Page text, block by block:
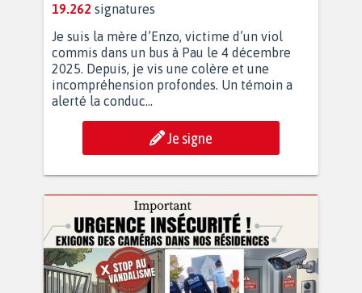
19.262 signatures
Je suis la mère d’Enzo, victime d’un viol
commis dans un bus à Pau le 4 décembre
2025. Depuis, je vis une colère et une
incompréhension profondes. Un témoin a
alerté la conduc...
Je signe